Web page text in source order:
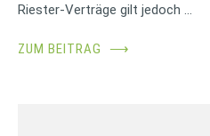
Riester-Verträge gilt jedoch …
ZUM BEITRAG ⟶